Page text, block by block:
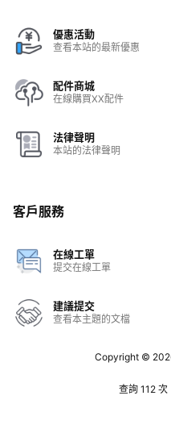
優惠活動
查看本站的最新優惠
配件商城
在線購買XX配件
法律聲明
本站的法律聲明
客戶服務
在線工單
提交在線工單
建議提交
查看本主題的文檔
Copyright ©
查詢 112